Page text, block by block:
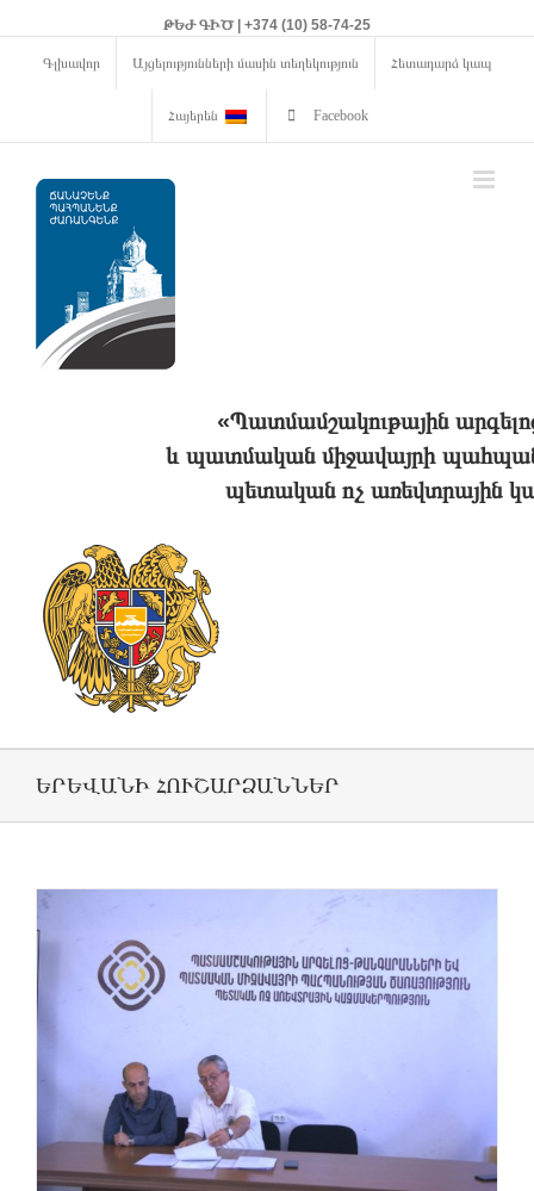
ԹԵԺ ԳԻԾ | +374 (10) 58-74-25
Գլխավոր Այցելությունների մասին տեղեկություն Հետադարձ կապ
Հայերեն Facebook
«Պատմամշակութային
և պատմական միջավայրի
պետական ոչ առեվտրային
ԵՐԵՎԱՆԻ ՀՈՒՇԱՐՁԱՆՆԵՐ